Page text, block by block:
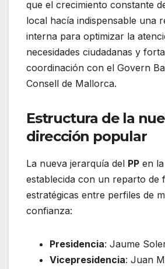
que el crecimiento constante
local hacía indispensable una
interna para optimizar la
necesidades ciudadanas y
coordinación con el Govern
Consell de Mallorca.
Estructura de la
dirección popular
La nueva jerarquía del PP en
establecida con un reparto de
estratégicas entre perfiles de
confianza:
Presidencia: Jaume
Vicepresidencia: Juan